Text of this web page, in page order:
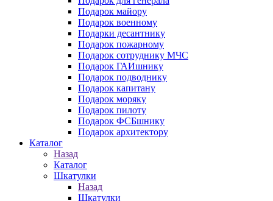
Подарок майору
Подарок военному
Подарки десантнику
Подарок пожарному
Подарок сотруднику МЧС
Подарок ГАИшнику
Подарок подводнику
Подарок капитану
Подарок моряку
Подарок пилоту
Подарок ФСБшнику
Подарок архитектору
Каталог
Назад
Каталог
Шкатулки
Назад
Шкатулки